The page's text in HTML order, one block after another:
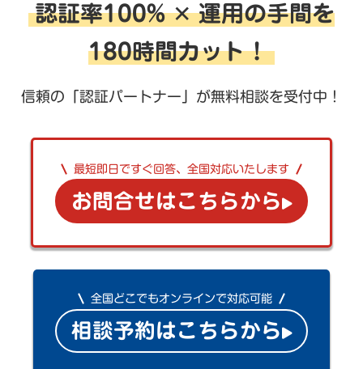
認証率100% ✕ 運用の手間を
180時間カット！
信頼の「認証パートナー」が無料相談を受付中！
最短即日ですぐ回答、全国対応いたします
お問合せはこちらから
全国どこでもオンラインで対応可能
相談予約はこちらから